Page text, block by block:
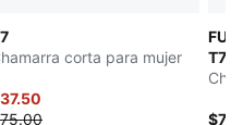
corta para mujer
T7